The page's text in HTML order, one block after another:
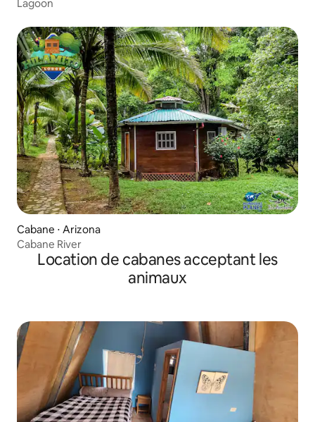
Lagoon
Cabane ⋅ Arizona
Cabane River
Location de cabanes acceptant les
animaux